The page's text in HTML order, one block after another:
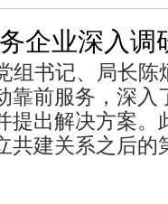
企业深入调
组书记、局长陈
靠前服务，深入
提出解决方案。
共建关系之后的